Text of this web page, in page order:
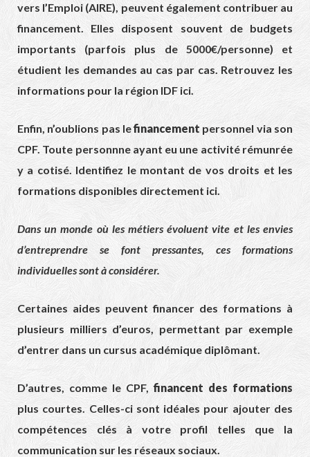
vers l’Emploi (AIRE), peuvent également contribuer au
financement. Elles disposent souvent de budgets
importants (parfois plus de 5000€/personne) et
étudient les demandes au cas par cas. Retrouvez les
informations pour la région IDF ici.
Enfin, n’oublions pas lefinancement personnel via son
CPF. Toute personnne ayant eu une activité rémunrée
y a cotisé. Identifiez le montant de vos droits et les
formations disponibles directement ici.
Dans un monde où les métiers évoluent vite et les envies
d’entreprendre se font pressantes, ces formations
individuelles sont à considérer.
Certaines aides peuvent financer des formations à
plusieurs milliers d’euros, permettant par exemple
d’entrer dans un cursus académique diplômant.
D’autres, comme le CPF,financent des formations
plus courtes. Celles-ci sont idéales pour ajouter des
compétences clés à votre profil telles que la
communication sur les réseaux sociaux.